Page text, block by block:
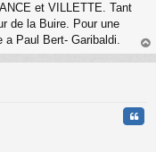
et VILLETTE. Tant
de la Buire. Pour une
a Paul Bert- Garibaldi.
au